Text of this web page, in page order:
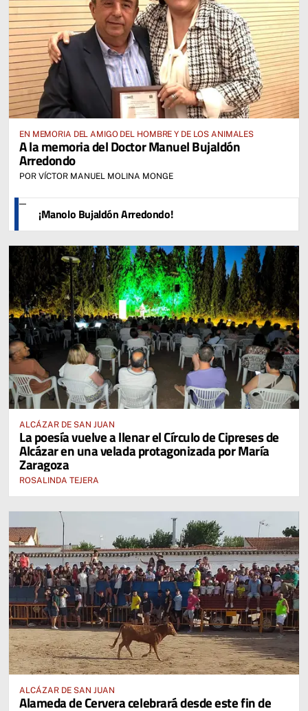
EN MEMORIA DEL AMIGO DEL HOMBRE Y DE LOS ANIMALES
A la memoria del Doctor Manuel Bujaldón
Arredondo
POR VÍCTOR MANUEL MOLINA MONGE
¡Manolo Bujaldón Arredondo!
ALCÁZAR DE SAN JUAN
La poesía vuelve a llenar el Círculo de Cipreses de
Alcázar en una velada protagonizada por María
Zaragoza
ROSALINDA TEJERA
ALCÁZAR DE SAN JUAN
Alameda de Cervera celebrará desde este fin de